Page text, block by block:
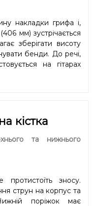
накладки грифа і,
мм) зустрічається
зберігати висоту
бенди. До речі,
на гітарах
кістка
та нижнього
зносу.
струн на корпус та
поріжок має